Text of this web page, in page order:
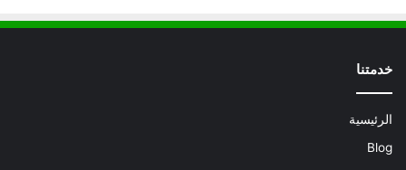
خدمتنا
الرئيسية
Blog